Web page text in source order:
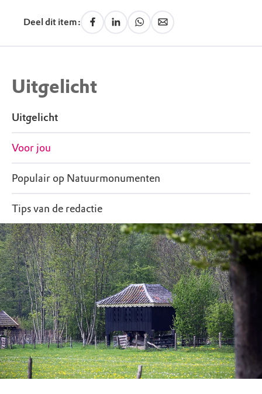
Deel dit item:
Uitgelicht
Uitgelicht
Voor jou
Populair op Natuurmonumenten
Tips van de redactie